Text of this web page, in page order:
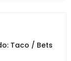
Taco / Bets